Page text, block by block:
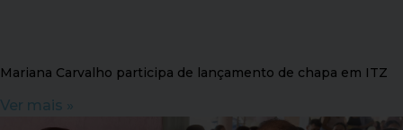
Mariana Carvalho participa de lançamento de chapa em ITZ
Ver mais »